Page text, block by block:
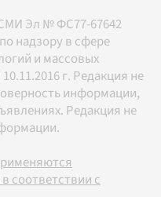
Эл № ФС77-67642
надзору в сфере
и массовых
г. Редакция не
информации,
Редакция не
соответствии с